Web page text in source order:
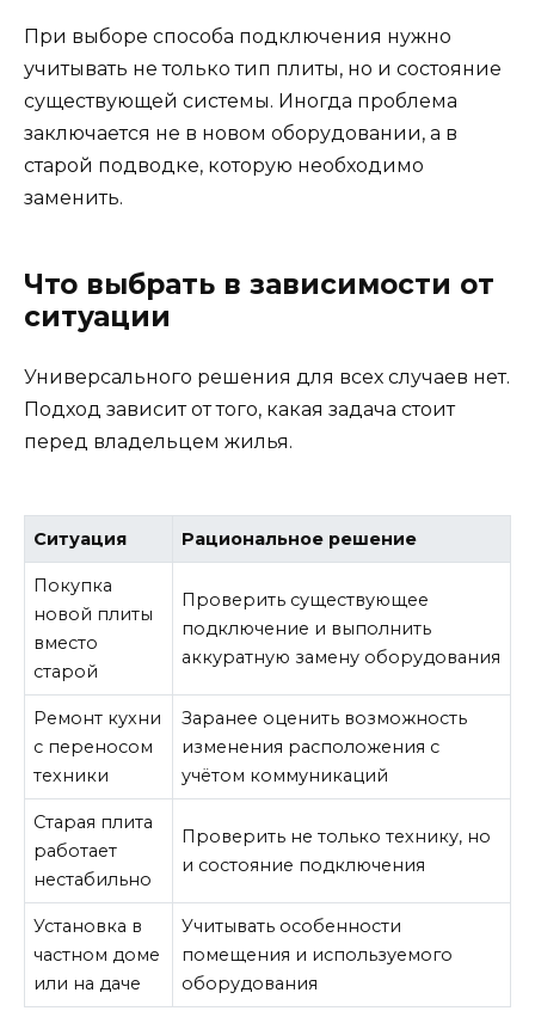
При выборе способа подключения нужно
учитывать не только тип плиты, но и состояние
существующей системы. Иногда проблема
заключается не в новом оборудовании, а в
старой подводке, которую необходимо
заменить.
Что выбрать в зависимости от
ситуации
Универсального решения для всех случаев нет.
Подход зависит от того, какая задача стоит
перед владельцем жилья.
Ситуация Рациональное решение
Покупка
новой плиты
вместо
старой
Проверить существующее
подключение и выполнить
аккуратную замену оборудования
Ремонт кухни
с переносом
техники
Заранее оценить возможность
изменения расположения с
учётом коммуникаций
Старая плита
работает
нестабильно
Проверить не только технику, но
и состояние подключения
Установка в
частном доме
или на даче
Учитывать особенности
помещения и используемого
оборудования